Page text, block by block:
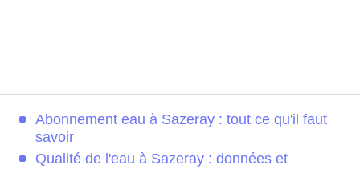
Abonnement eau à Sazeray : tout ce qu'il faut
savoir
Qualité de l'eau à Sazeray : données et